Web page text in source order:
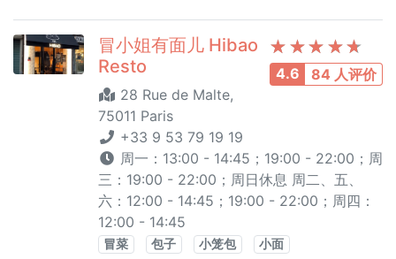
4.6 84 人评价
冒小姐有面儿 Hibao
Resto
28 Rue de Malte,
75011 Paris
+33 9 53 79 19 19
周一：13:00 - 14:45；19:00 - 22:00；周
三：19:00 - 22:00；周日休息 周二、五、
六：12:00 - 14:45；19:00 - 22:00；周四：
12:00 - 14:45
冒菜 包子 小笼包 小面